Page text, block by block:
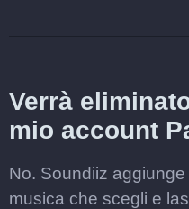
Verrà
mio account
No. Soundiiz
musica che scegli e